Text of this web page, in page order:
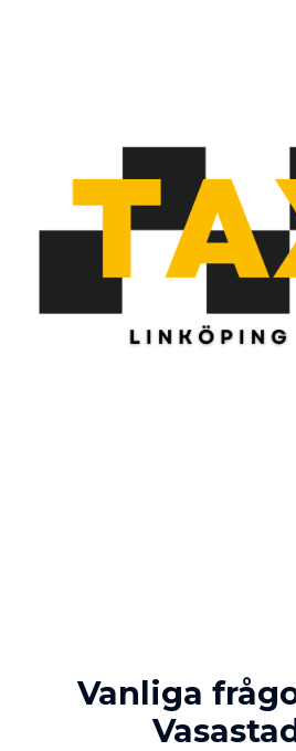
Vanliga